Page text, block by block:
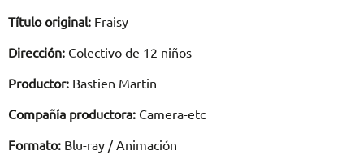
Título original: Fraisy
Dirección: Colectivo de 12 niños
Productor: Bastien Martin
Compañía productora: Camera-etc
Formato: Blu-ray / Animación